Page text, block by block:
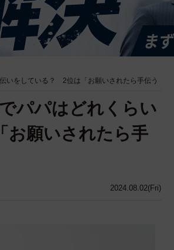
いをしている？ 2位は「お願いされたら手伝う
2024.08.02(Fri)
パパはどれくらい
願いされたら手